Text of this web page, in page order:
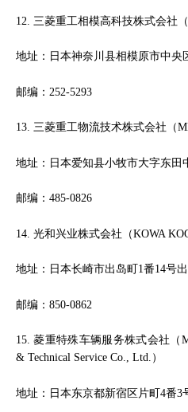
12. 三菱重工相模高科技株式会社
地址：日本神奈川县相模原市中央
邮编：252-5293
13. 三菱重工物流技术株式会社（
地址：日本爱知县小牧市大字东田
邮编：485-0826
14. 光和兴业株式会社（KOWA
地址：日本长崎市出岛町1番14号
邮编：850-0862
15. 菱重特殊车辆服务株式会社（
& Technical Service Co., Ltd.）
地址：日本东京都新宿区片町4番3